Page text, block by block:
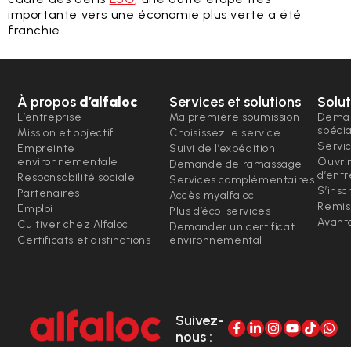
importante vers une économie plus verte a été
franchie.
À propos d’alfaloc
L’entreprise
Mission et objectif
Empreinte
environnementale
Responsabilité sociale
Partenaires
Emploi
Cultiver chez Alfaloc
Certificats et distinctions
Services et solutions
Ma première soumission
Choisissez le service
Suivi de l’expédition
Demande de ramassage
Services complémentaires
Accès myalfaloc
Plus d’éco-services
Demander un certificat
environnemental
Suivez-
nous :